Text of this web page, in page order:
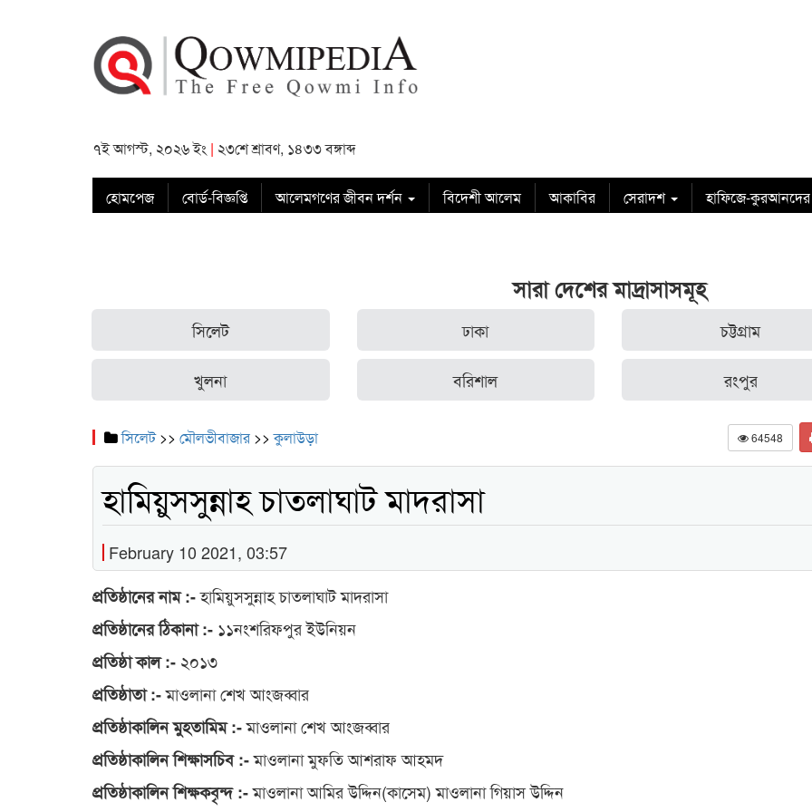
৭ই আগস্ট, ২০২৬ ইং | ২৩শে শ্রাবণ, ১৪৩৩ বঙ্গাব্দ
হোমপেজ বোর্ড-বিজ্ঞপ্তি আলেমগণের জীবন দর্শন বিদেশী আলেম আকাবির সেরাদশ হাফিজে-কুরআনদের
সারা দেশের মাদ্রাসাসমূহ
সিলেট ঢাকা চট্টগ্রাম
খুলনা বরিশাল রংপুর
সিলেট>> মৌলভীবাজার >>কুলাউড়া 64548
হামিয়ুসসুন্নাহ চাতলাঘাট মাদরাসা
February 10 2021, 03:57
প্রতিষ্ঠানের নাম :-হামিয়ুসসুন্নাহ চাতলাঘাট মাদরাসা
প্রতিষ্ঠানের ঠিকানা :- ১১নংশরিফপুর ইউনিয়ন
প্রতিষ্ঠা কাল :- ২০১৩
প্রতিষ্ঠাতা :-মাওলানা শেখ আংজব্বার
প্রতিষ্ঠাকালিন মুহতামিম :-মাওলানা শেখ আংজব্বার
প্রতিষ্ঠাকালিন শিক্ষাসচিব :-মাওলানা মুফতি আশরাফ আহমদ
প্রতিষ্ঠাকালিন শিক্ষকবৃন্দ :-মাওলানা আমির উদ্দিন(কাসেম) মাওলানা গিয়াস উদ্দিন